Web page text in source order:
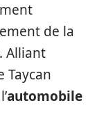
de la
. Alliant
Taycan
automobile